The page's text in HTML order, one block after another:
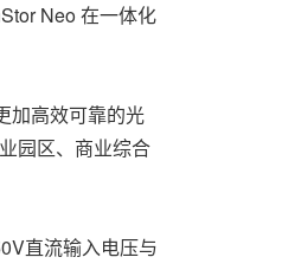
Neo 在一体化
加高效可靠的光
园区、商业综合
直流输入电压与